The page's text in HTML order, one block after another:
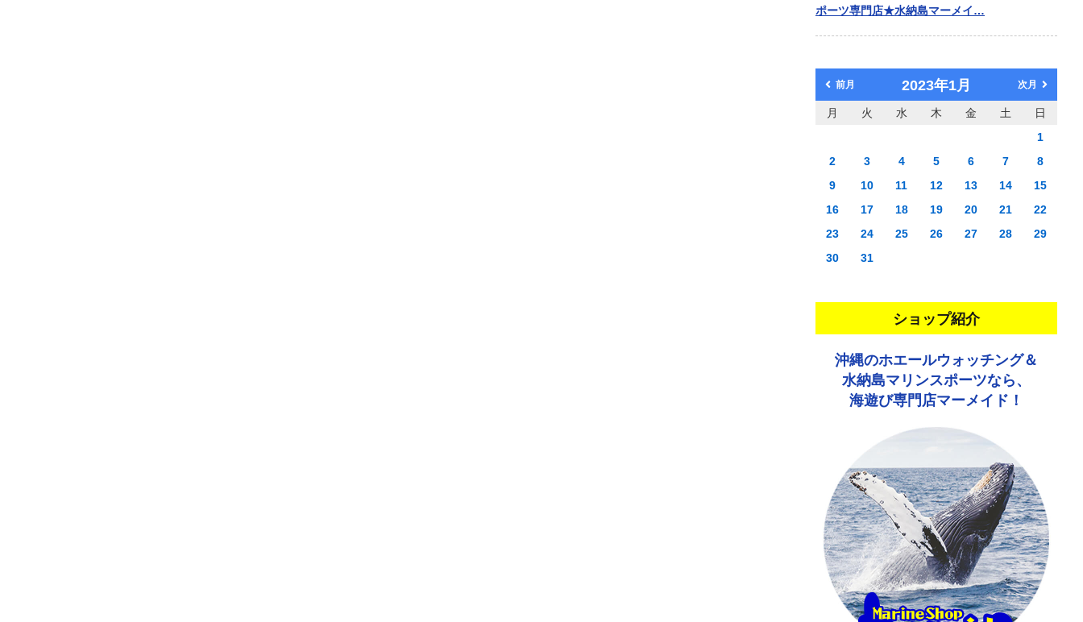
ポーツ専門店★水納島マーメイ…
前月 2023年1月 次月
月 火 水 木 金 土
日
1
2
3 4 5 6 7
8
9
10 11 12 13 14
15
16
17 18 19 20 21
22
23
24 25 26 27 28
29
30
31
ショップ紹介
沖縄のホエールウォッチング＆
水納島マリンスポーツなら、
海遊び専門店マーメイド！